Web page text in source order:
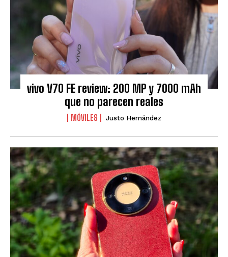
vivo V70 FE review: 200 MP y 7000 mAh
que no parecen reales
MÓVILES Justo Hernández